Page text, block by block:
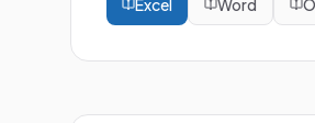
Excel Word